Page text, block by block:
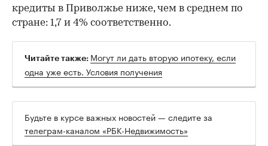
кредиты в Приволжье ниже, чем в среднем по
стране: 1,7 и 4% соответственно.
Читайте также: Могут ли дать вторую ипотеку, если
одна уже есть. Условия получения
Будьте в курсе важных новостей — следите за
телеграм-каналом «РБК-Недвижимость»